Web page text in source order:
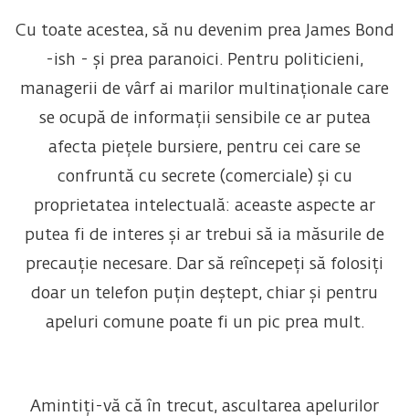
Cu toate acestea, să nu devenim prea James Bond
-ish - și prea paranoici. Pentru politicieni,
managerii de vârf ai marilor multinaționale care
se ocupă de informații sensibile ce ar putea
afecta piețele bursiere, pentru cei care se
confruntă cu secrete (comerciale) și cu
proprietatea intelectuală: aceaste aspecte ar
putea fi de interes și ar trebui să ia măsurile de
precauție necesare. Dar să reîncepeți să folosiți
doar un telefon puțin deștept, chiar și pentru
apeluri comune poate fi un pic prea mult.
Amintiți-vă că în trecut, ascultarea apelurilor